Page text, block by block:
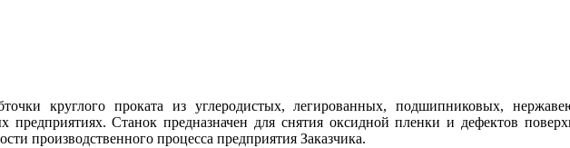
круглого проката из углеродистых, легированных, подшипниковых,
предприятиях. Станок предназначен для снятия оксидной пленки и дефектов
производственного процесса предприятия Заказчика.